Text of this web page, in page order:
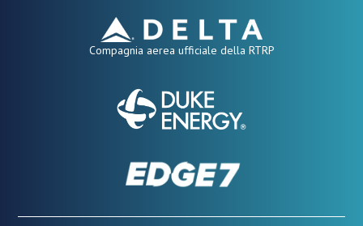
Compagnia aerea ufficiale della RTRP